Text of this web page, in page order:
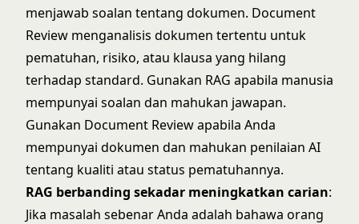
menjawab soalan tentang dokumen. Document
Review menganalisis dokumen tertentu untuk
pematuhan, risiko, atau klausa yang hilang
terhadap standard. Gunakan RAG apabila manusia
mempunyai soalan dan mahukan jawapan.
Gunakan Document Review apabila Anda
mempunyai dokumen dan mahukan penilaian AI
tentang kualiti atau status pematuhannya.
RAG berbanding sekadar meningkatkan carian:
Jika masalah sebenar Anda adalah bahawa orang